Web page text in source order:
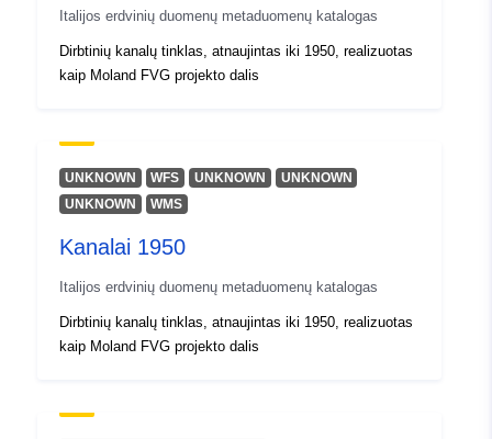
uriRef:
http://data.europa.eu/88u/dataset/
Italijos erdvinių duomenų metaduomenų katalogas
Dirbtinių kanalų tinklas, atnaujintas iki 1950, realizuotas
kaip Moland FVG projekto dalis
UNKNOWN WFS UNKNOWN
UNKNOWN
UNKNOWN
WMS
Kanalai 1950
Italijos erdvinių duomenų metaduomenų katalogas
Dirbtinių kanalų tinklas, atnaujintas iki 1950, realizuotas
kaip Moland FVG projekto dalis